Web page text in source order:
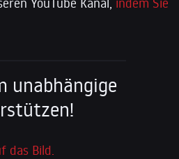
unabhängige
das Bild.